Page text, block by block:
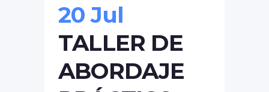
20 Jul
TALLER DE
ABORDAJE